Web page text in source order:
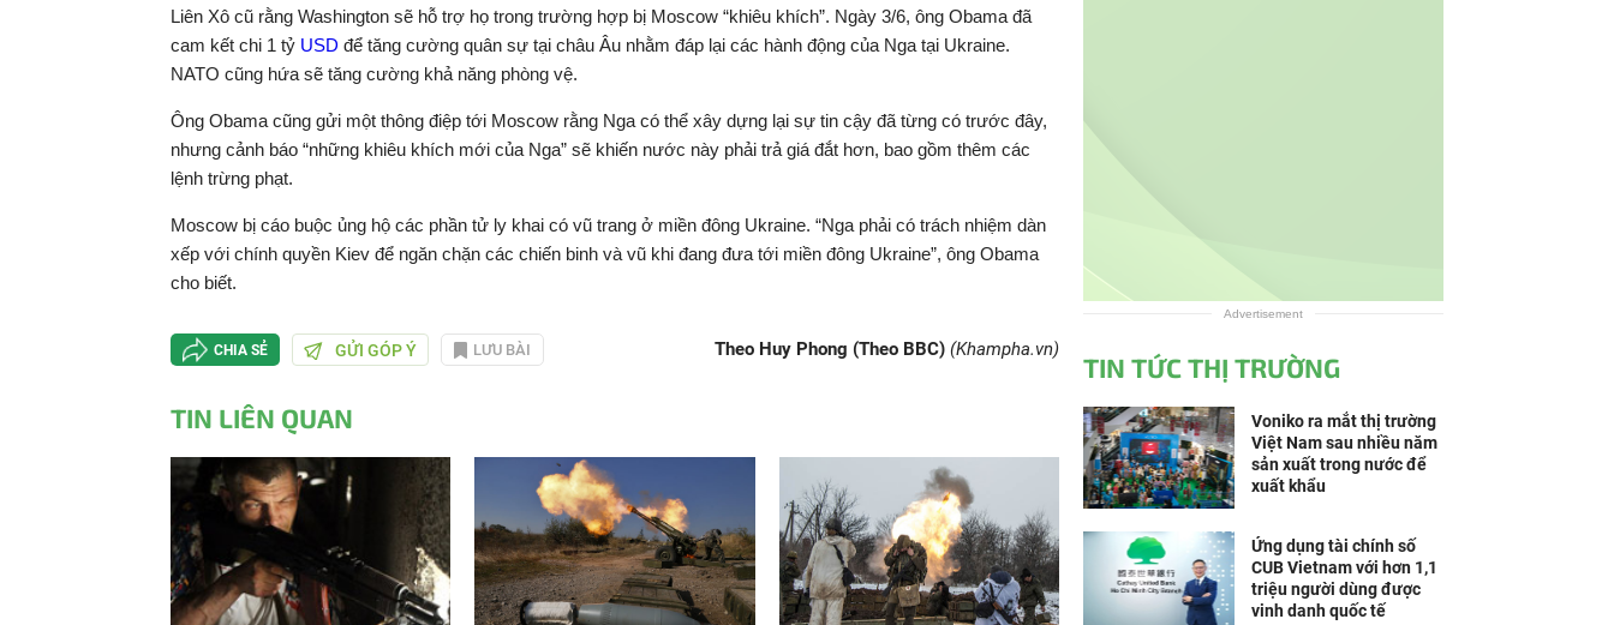
Liên Xô cũ rằng Washington sẽ hỗ trợ họ trong trường hợp bị Moscow “khiêu khích”. Ngày 3/6, ông Obama đã
cam kết chi 1 tỷ USD để tăng cường quân sự tại châu Âu nhằm đáp lại các hành động của Nga tại Ukraine.
NATO cũng hứa sẽ tăng cường khả năng phòng vệ.
Ông Obama cũng gửi một thông điệp tới Moscow rằng Nga có thể xây dựng lại sự tin cậy đã từng có trước đây,
nhưng cảnh báo “những khiêu khích mới của Nga” sẽ khiến nước này phải trả giá đắt hơn, bao gồm thêm các
lệnh trừng phạt.
Moscow bị cáo buộc ủng hộ các phần tử ly khai có vũ trang ở miền đông Ukraine. “Nga phải có trách nhiệm dàn
xếp với chính quyền Kiev để ngăn chặn các chiến binh và vũ khi đang đưa tới miền đông Ukraine”, ông Obama
cho biết.
CHIA SẺ GỬI GÓP Ý LƯU BÀI Theo Huy Phong (Theo BBC) (Khampha.vn)
TIN LIÊN QUAN
Advertisement
TIN TỨC THỊ TRƯỜNG
Voniko ra mắt thị trường
Việt Nam sau nhiều năm
sản xuất trong nước để
xuất khẩu
Ứng dụng tài chính số
CUB Vietnam với hơn 1,1
triệu người dùng được
vinh danh quốc tế